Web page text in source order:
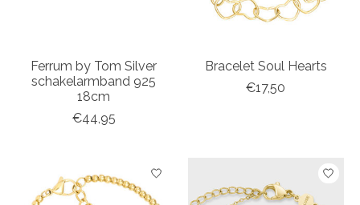
Ferrum by Tom Silver
schakelarmband 925
18cm
€44,95
Bracelet Soul Hearts
€17,50